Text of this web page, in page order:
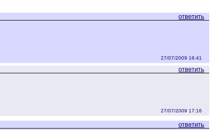
ответить
27/07/2009 16:41
ответить
27/07/2009 17:16
ответить